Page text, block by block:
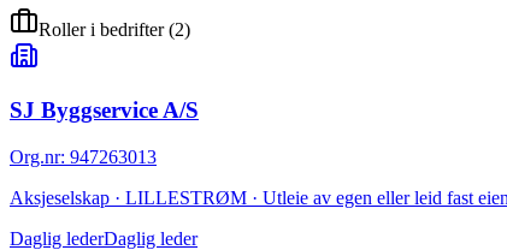
Roller i bedrifter(2)
SJ Byggservice A/S
Org.nr: 947263013
Aksjeselskap · LILLESTRØM · Utleie av egen eller leid fast
Daglig lederDaglig leder